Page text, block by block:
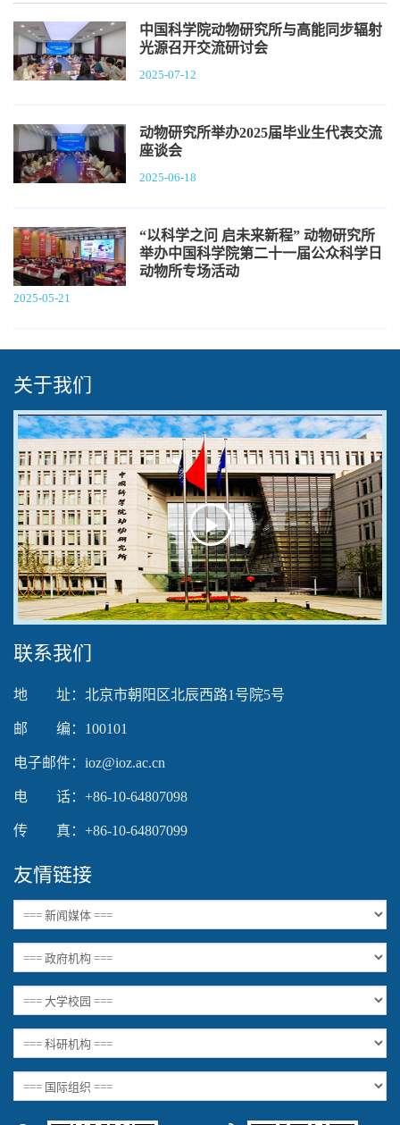
中国科学院动物研究所与高能同步辐射
光源召开交流研讨会
2025-07-12
动物研究所举办2025届毕业生代表交流
座谈会
2025-06-18
“以科学之问 启未来新程” 动物研究所
举办中国科学院第二十一届公众科学日
动物所专场活动
2025-05-21
关于我们
Play
Video
联系我们
地 址：北京市朝阳区北辰西路1号院5号
邮 编：100101
电子邮件：ioz@ioz.ac.cn
电 话：+86-10-64807098
传 真：+86-10-64807099
友情链接